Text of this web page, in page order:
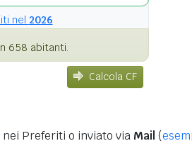
nel 2026
658 abitanti.
Calcola CF
Preferiti o inviato via Mail (